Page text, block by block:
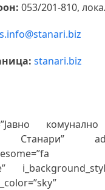
053/201-810,
stanari.biz
комунално
Станари”